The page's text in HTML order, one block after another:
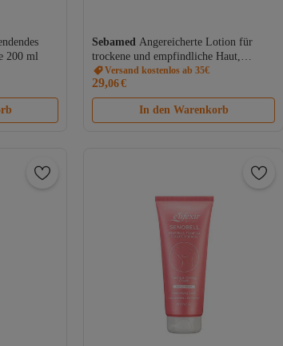
200 ml
Sebamed Angereicherte Lotion für
trockene und empfindliche Haut,
Sebamed 750 ml
Versand kostenlos ab 35€
29,06€
In den Warenkorb